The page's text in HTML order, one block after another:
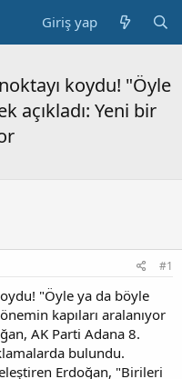
Giriş yap
koydu! "Öyle
açıkladı: Yeni bir
#1
"Öyle ya da böyle
kapıları aralanıyor
AK Parti Adana 8.
bulundu.
Erdoğan, "Birileri